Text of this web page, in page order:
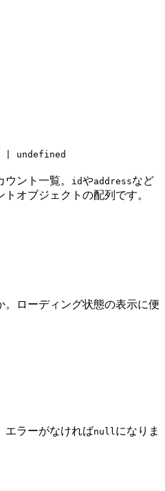
| undefined
ント一覧。 idやaddressなど
オブジェクトの配列です。
。ローディング状態の表示に便
エラーがなければnull になりま